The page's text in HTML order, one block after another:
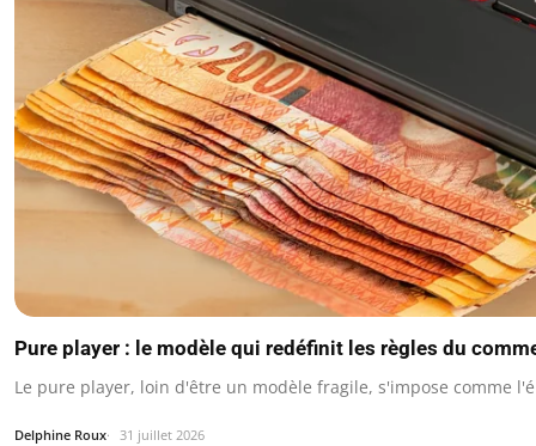
Pure player : le modèle qui redéfinit les règles du
Le pure player, loin d'être un modèle fragile, s'impose comme
Delphine Roux 31 juillet 2026